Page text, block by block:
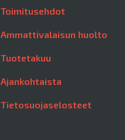
Toimitusehdot
Ammattivalaisun huolto
Tuotetakuu
Ajankohtaista
Tietosuojaselosteet